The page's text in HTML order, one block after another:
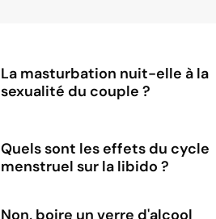
La masturbation nuit-elle à la
sexualité du couple ?
Quels sont les effets du cycle
menstruel sur la libido ?
Non, boire un verre d'alcool